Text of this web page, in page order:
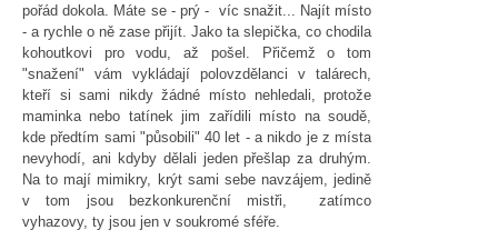
pořád dokola. Máte se - prý - víc snažit... Najít místo
- a rychle o ně zase přijít. Jako ta slepička, co chodila
kohoutkovi pro vodu, až pošel. Přičemž o tom
"snažení" vám vykládají polovzdělanci v talárech,
kteří si sami nikdy žádné místo nehledali, protože
maminka nebo tatínek jim zařídili místo na soudě,
kde předtím sami "působili" 40 let - a nikdo je z místa
nevyhodí, ani kdyby dělali jeden přešlap za druhým.
Na to mají mimikry, krýt sami sebe navzájem, jedině
v tom jsou bezkonkurenční mistři, zatímco
vyhazovy, ty jsou jen v soukromé sféře.